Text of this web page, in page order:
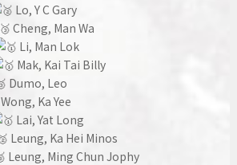
Lo, Y C Gary
Cheng, Man Wa
Li, Man Lok
Mak, Kai Tai Billy
Dumo, Leo
Wong, Ka Yee
Lai, Yat Long
Leung, Ka Hei Minos
Leung, Ming Chun Jophy